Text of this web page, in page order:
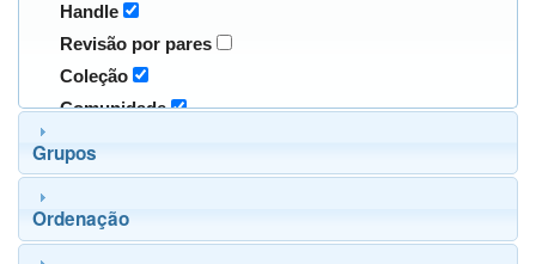
Handle
Revisão por pares
Coleção
Comunidade
Grupos
Ordenação